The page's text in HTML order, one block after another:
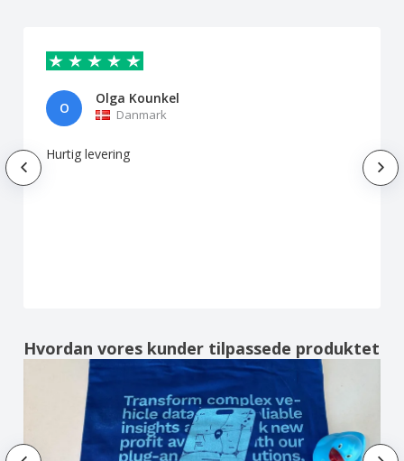
O
Olga Kounkel
Danmark
Hurtig levering
Hvordan vores kunder tilpassede produktet